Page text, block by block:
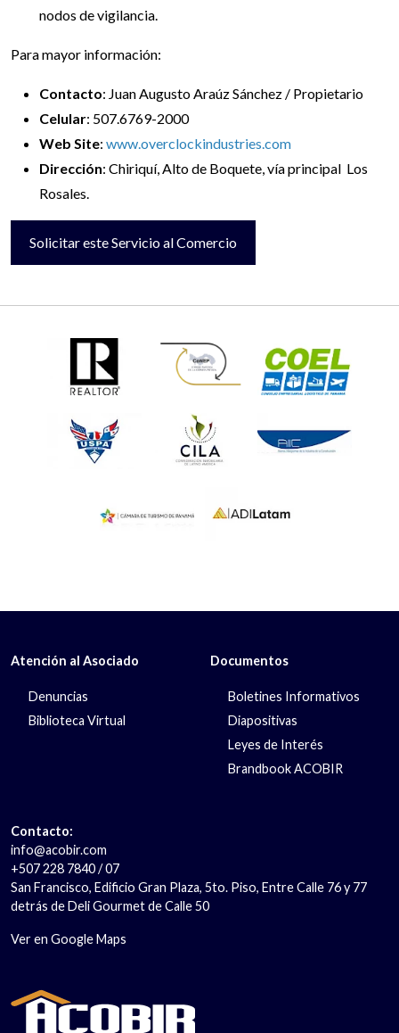
nodos de vigilancia.
Para mayor información:
Contacto: Juan Augusto Araúz Sánchez / Propietario
Celular: 507.6769-2000
Web Site: www.overclockindustries.com
Dirección: Chiriquí, Alto de Boquete, vía principal Los
Rosales.
Solicitar este Servicio al Comercio
Atención al Asociado
Denuncias
Biblioteca Virtual
Documentos
Boletines Informativos
Diapositivas
Leyes de Interés
Brandbook ACOBIR
Contacto:
info@acobir.com
+507 228 7840 / 07
San Francisco, Edificio Gran Plaza, 5to. Piso, Entre Calle 76 y 77
detrás de Deli Gourmet de Calle 50
Ver en Google Maps